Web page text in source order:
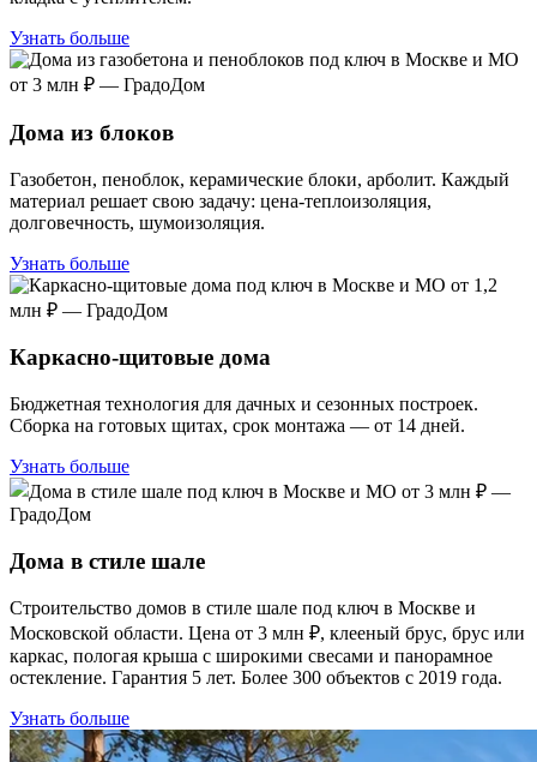
Узнать больше
Дома из блоков
Газобетон, пеноблок, керамические блоки, арболит. Каждый
материал решает свою задачу: цена-теплоизоляция,
долговечность, шумоизоляция.
Узнать больше
Каркасно-щитовые дома
Бюджетная технология для дачных и сезонных построек.
Сборка на готовых щитах, срок монтажа — от 14 дней.
Узнать больше
Дома в стиле шале
Строительство домов в стиле шале под ключ в Москве и
Московской области. Цена от 3 млн ₽, клееный брус, брус или
каркас, пологая крыша с широкими свесами и панорамное
остекление. Гарантия 5 лет. Более 300 объектов с 2019 года.
Узнать больше